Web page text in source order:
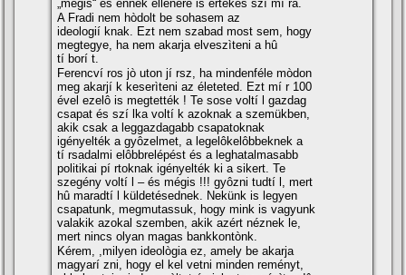
„mégis“ és ennek ellenére is értékes szí mí ra.
A Fradi nem hòdolt be sohasem az
ideologií knak. Ezt nem szabad most sem, hogy
megtegye, ha nem akarja elveszìteni a hû
tí borí t.
Ferencví ros jò uton jí rsz, ha mindenféle mòdon
meg akarjí k keserìteni az életeted. Ezt mí r 100
ével ezelô is megtették ! Te sose voltí l gazdag
csapat és szí lka voltí k azoknak a szemükben,
akik csak a leggazdagabb csapatoknak
igényelték a gyôzelmet, a legelôkelôbbeknek a
tí rsadalmi elôbbrelépést és a leghatalmasabb
politikai pí rtoknak igényelték ki a sikert. Te
szegény voltí l – és mégis !!! gyôzni tudtí l, mert
hû maradtí l küldetésednek. Nekünk is legyen
csapatunk, megmutassuk, hogy mink is vagyunk
valakik azokal szemben, akik azért néznek le,
mert nincs olyan magas bankkontònk.
Kérem, ,milyen ideològia ez, amely be akarja
magyarí zni, hogy el kel vetni minden reményt,